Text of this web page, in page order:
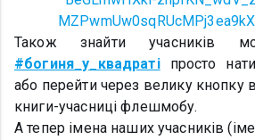
Також знайти учасників
#богиня_у_квадратіпросто
або перейти через велику кнопку
книги-учасниці флешмобу.
А тепер імена наших учасників